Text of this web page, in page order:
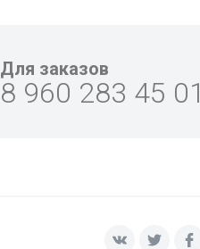
Для заказов
8 960 283 45 01